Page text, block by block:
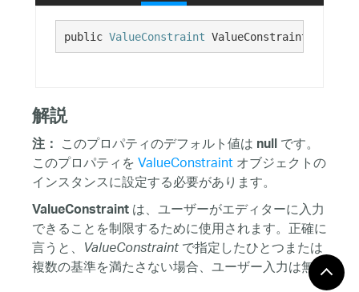
public ValueConstraint ValueConstraint {get;
解説
注： このプロパティのデフォルト値はnullです。
このプロパティをValueConstraintオブジェクトの
インスタンスに設定する必要があります。
ValueConstraintは、ユーザーがエディターに入力
できることを制限するために使用されます。正確に
言うと、 ValueConstraintで指定したひとつまたは
複数の基準を満たさない場合、ユーザー入力は無効